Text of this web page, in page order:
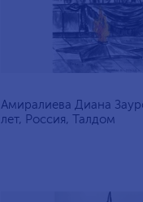
Амиралиева Диана
лет, Россия, Талдом